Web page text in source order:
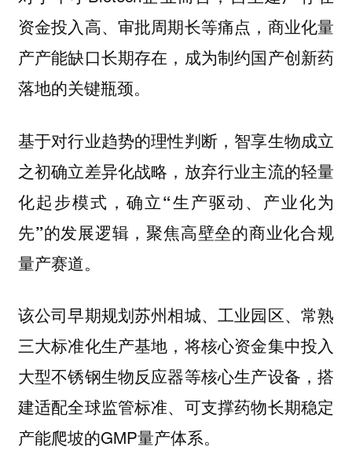
资金投入高、审批周期长等痛点，商业化量
产产能缺口长期存在，成为制约国产创新药
落地的关键瓶颈。
基于对行业趋势的理性判断，智享生物成立
之初确立差异化战略，放弃行业主流的轻量
化起步模式，确立“生产驱动、产业化为
先”的发展逻辑，聚焦高壁垒的商业化合规
量产赛道。
该公司早期规划苏州相城、工业园区、常熟
三大标准化生产基地，将核心资金集中投入
大型不锈钢生物反应器等核心生产设备，搭
建适配全球监管标准、可支撑药物长期稳定
产能爬坡的GMP量产体系。